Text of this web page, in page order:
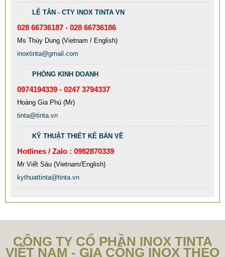
MẪU CỘT CỜ INOX ĐẸP GIÁ RẺ
2.896.700 VNĐ
Mẫu: MAU COT CO INOX 304
LỄ TÂN - CTY INOX TINTA VN
028 66736187 - 028 66736186
Ms Thùy Dung (Vietnam / English)
inoxtinta@gmail.com
PHÒNG KINH DOANH
0974194339 - 0247 3794337
Hoàng Gia Phú (Mr)
tinta@tinta.vn
KỸ THUẬT THIẾT KẾ BẢN VẼ
Hotlines / Zalo : 0982870339
Mr Viết Sáu (Vietnam/English)
kythuattinta@tinta.vn
CÔNG TY CỔ PHẦN INOX TINTA
VIỆT NAM - GIA CÔNG INOX THEO